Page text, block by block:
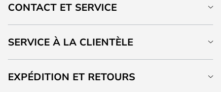
CONTACT ET SERVICE
SERVICE À LA CLIENTÈLE
EXPÉDITION ET RETOURS